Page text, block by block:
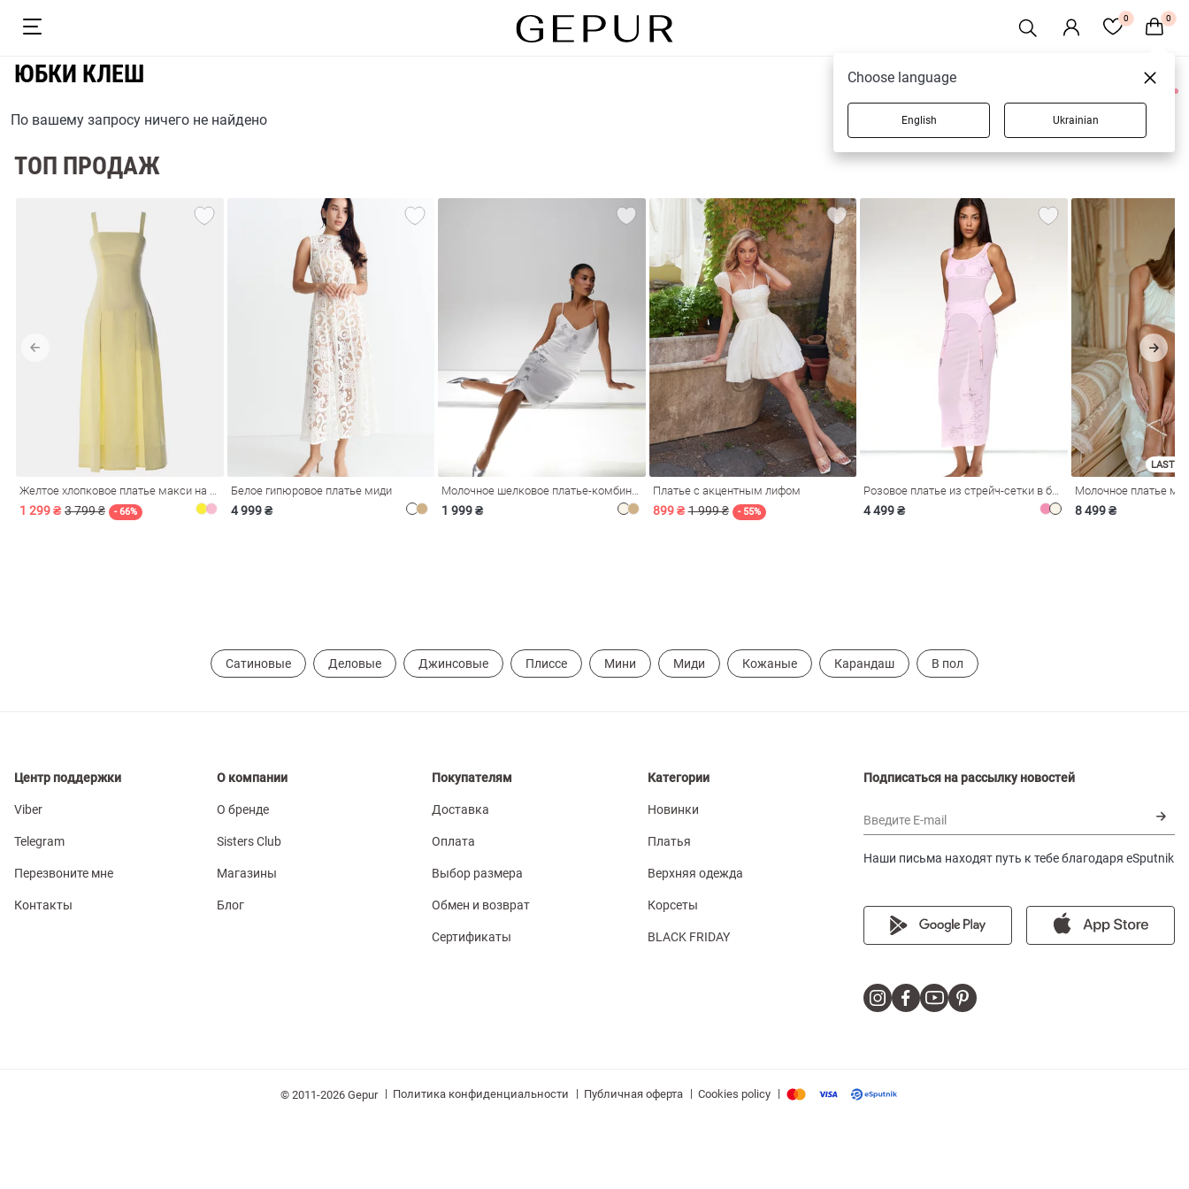
0 0
ЮБКИ КЛЕШ
0 товаров
По вашему запросу ничего не найдено
ТОП ПРОДАЖ
1 299 ₴ 3 799 ₴ - 66%
Белое гипюровое платье миди
4 999 ₴ 1 999 ₴
Платье с акцентным лифом
899 ₴ 1 999 ₴ - 55% 4 499 ₴
LAST
8 499 ₴
Сатиновые Деловые Джинсовые Плиссе Мини Миди Кожаные Карандаш В пол
Центр поддержки
Viber
Telegram
Перезвоните мне
Контакты
О компании
О бренде
Sisters Club
Магазины
Блог
Покупателям
Доставка
Оплата
Выбор размера
Обмен и возврат
Сертификаты
Категории
Новинки
Платья
Верхняя одежда
Корсеты
BLACK FRIDAY
Подписаться на рассылку новостей
Введите E-mail
Наши письма находят путь к тебе благодаря eSputnik
© 2011-2026 Gepur | Политика конфиденциальности | Публичная оферта | Cookies policy |
Choose language
English Ukrainian